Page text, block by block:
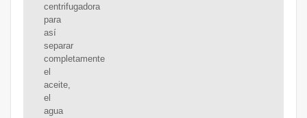
centrifugadora
para
así
separar
completamente
el
aceite,
el
agua